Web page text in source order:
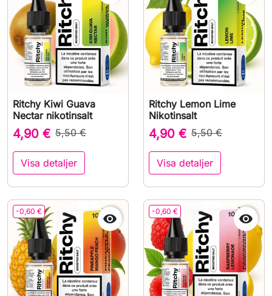
Ritchy Kiwi Guava
Nectar nikotinsalt
4,90 € 5,50 €
Visa detaljer
Ritchy Lemon Lime
Nikotinsalt
4,90 € 5,50 €
Visa detaljer
-0,60 €  -0,60 € 